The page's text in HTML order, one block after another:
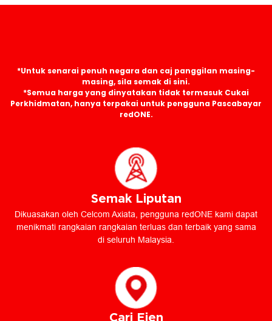
*Untuk senarai penuh negara dan caj panggilan masing-
masing, sila semak di sini.
*Semua harga yang dinyatakan tidak termasuk Cukai
Perkhidmatan, hanya terpakai untuk pengguna Pascabayar
redONE.
Semak Liputan
Dikuasakan oleh Celcom Axiata, pengguna redONE kami dapat
menikmati rangkaian rangkaian terluas dan terbaik yang sama
di seluruh Malaysia.
Cari Ejen